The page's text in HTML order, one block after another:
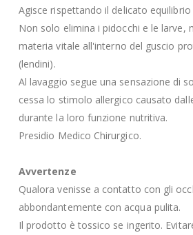
Agisce rispettando il delicato
Non solo elimina i pidocchi e le larve,
materia vitale all'interno del guscio
(lendini).
Al lavaggio segue una sensazione di
cessa lo stimolo allergico causato
durante la loro funzione nutritiva.
Presidio Medico Chirurgico.
Avvertenze
Qualora venisse a contatto con gli
abbondantemente con acqua pulita.
Il prodotto è tossico se ingerito.